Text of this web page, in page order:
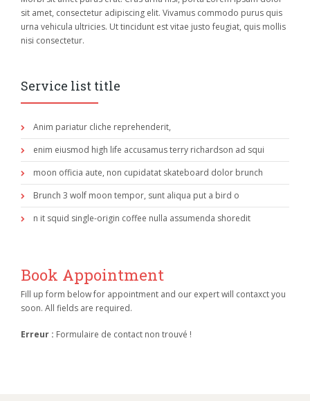
sit amet, consectetur adipiscing elit. Vivamus commodo purus quis
urna vehicula ultricies. Ut tincidunt est vitae justo feugiat, quis mollis
nisi consectetur.
Service list title
Anim pariatur cliche reprehenderit,
enim eiusmod high life accusamus terry richardson ad squi
moon officia aute, non cupidatat skateboard dolor brunch
Brunch 3 wolf moon tempor, sunt aliqua put a bird o
n it squid single-origin coffee nulla assumenda shoredit
Book Appointment
Fill up form below for appointment and our expert will contaxct you
soon. All fields are required.
Erreur : Formulaire de contact non trouvé !